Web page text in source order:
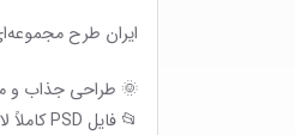
ایران طرح
🌞 طراحی جذاب و
📂 فایل PSD کاملاً لایه‌باز و قابل ویرایش آسان